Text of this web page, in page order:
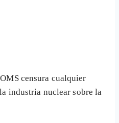
censura cualquier
industria nuclear sobre la